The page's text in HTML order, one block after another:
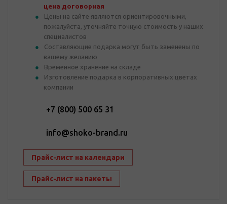
цена договорная
Цены на сайте являются ориентировочными,
пожалуйста, уточняйте точную стоимость у наших
специалистов
Составляющие подарка могут быть заменены по
вашему желанию
Временное хранение на складе
Изготовление подарка в корпоративных цветах
компании
+7 (800) 500 65 31
info@shoko-brand.ru
Прайс-лист на календари
Прайс-лист на пакеты